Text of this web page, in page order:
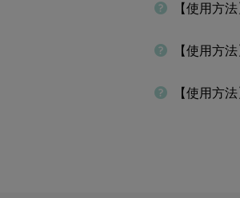
【使用方
【使用方
【使用方